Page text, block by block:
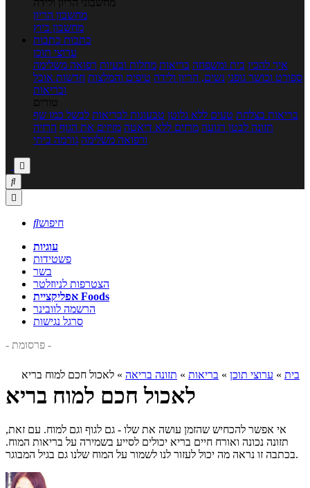
מחשבוני הריון ולידה
מחשבון הריון
מחשבון ביוץ
כתבות כתבות
ערוצי תוכן
איך להכין בית ומשפחה בריאות מחלות ובעיות רפואה משלימה
ספורט וכושר גופני נשים, הריון ולידה טיפים והמלצות חדשות אוכל
ובריאות
טורים
בריאות בצלחת טעים ללא גלוטן טבעונות לבריאות לבשל כמו שף
תזונה לבטן רגועה מרזים ללא דיאטה מזיזים את הגוף הרזיה
ורפואה משלימה גורמה ביתי



חיפוש
עוגיות
פשטידות
בשר
הצטרפות לניוזלטר
אפליקציית Foods
הרשמה לוובינר
סרגל נגישות
- פרסומת -
בית » ערוצי תוכן » בריאות » תזונה בריאה » לאכול חכם למוח בריא
לאכול חכם למוח בריא
אי אפשר להכחיש שהזמן עושה את שלו - גם לגוף וגם למוח. עם זאת,
תזונה נכונה ואורח חיים בריא יכולים לסייע בשמירה על בריאות המוח.
בכתבה זו נראה מה יכול לעזור לנו לשמור על המוח שלנו גם בגיל המבוגר.